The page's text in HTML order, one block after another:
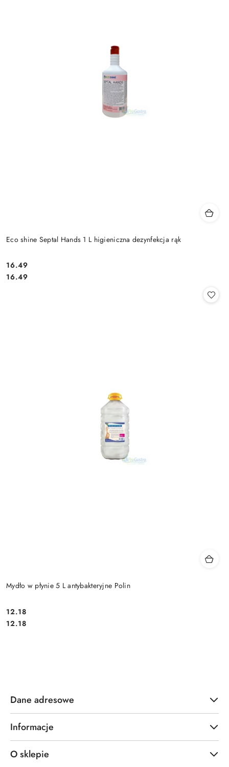
Eco shine Septal Hands 1 L higieniczna dezynfekcja rąk
Cena:
16.49
Cena:
16.49
Mydło w płynie 5 L antybakteryjne Polin
Cena:
12.18
Cena:
12.18
Dane adresowe
Informacje
O sklepie